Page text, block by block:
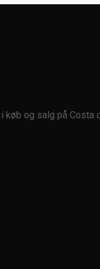
og salg på Costa